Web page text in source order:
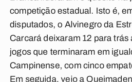
competição estadual. Isto é,
disputados, o Alvinegro da
Carcará deixaram 12 para trás
jogos que terminaram em
Campinense, com cinco
Em seguida, veio a